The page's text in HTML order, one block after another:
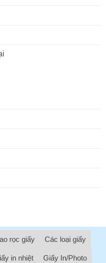
rọc giấy Các loại giấy
in nhiệt Giấy In/Photo